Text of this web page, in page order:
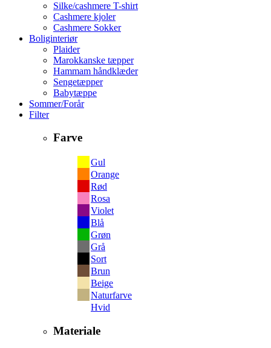
Silke/cashmere T-shirt
Cashmere kjoler
Cashmere Sokker
Boliginteriør
Plaider
Marokkanske tæpper
Hammam håndklæder
Sengetæpper
Babytæppe
Sommer/Forår
Filter
Farve
Gul
Orange
Rød
Rosa
Violet
Blå
Grøn
Grå
Sort
Brun
Beige
Naturfarve
Hvid
Materiale